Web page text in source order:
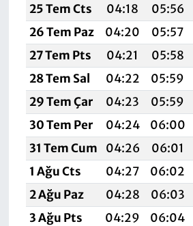
25 Tem Cts
04:18 05:56
26 Tem Paz
04:20 05:57
27 Tem Pts
04:21 05:58
28 Tem Sal
04:22 05:59
29 Tem Çar
04:23 05:59
30 Tem Per
04:24 06:00
31 Tem Cum
04:26 06:01
1 Ağu Cts
04:27 06:02
2 Ağu Paz
04:28 06:03
3 Ağu Pts
04:29 06:04